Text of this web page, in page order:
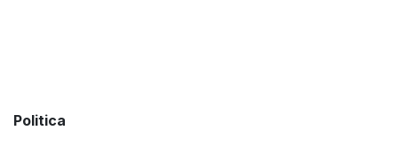
Politica